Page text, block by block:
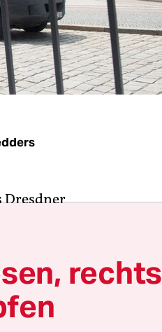
Dresdner
aus dem Vorjahr in
sich ein wenig an das
an bis Sonntag
­Bilderberg-
genutzten
am Mittwoch
rechts